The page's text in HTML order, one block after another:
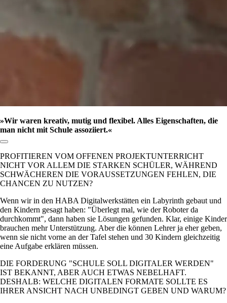
»Wir waren kreativ, mutig und flexibel. Alles Eigenschaften, die
man nicht mit Schule assoziiert.«
Link zum Abschnitt kopieren:
PROFITIEREN VOM OFFENEN PROJEKTUNTERRICHT
NICHT VOR ALLEM DIE STARKEN SCHÜLER, WÄHREND
SCHWÄCHEREN DIE VORAUSSETZUNGEN FEHLEN, DIE
CHANCEN ZU NUTZEN?
Wenn wir in den HABA Digitalwerkstätten ein Labyrinth gebaut und
den Kindern gesagt haben:
Überlegt mal, wie der Roboter da
durchkommt , dann haben sie Lösungen gefunden. Klar, einige Kinder
brauchen mehr Unterstützung. Aber die können Lehrer ja eher geben,
wenn sie nicht vorne an der Tafel stehen und 30 Kindern gleichzeitig
eine Aufgabe erklären müssen.
DIE FORDERUNG
SCHULE SOLL DIGITALER WERDEN
IST BEKANNT, ABER AUCH ETWAS NEBELHAFT.
DESHALB: WELCHE DIGITALEN FORMATE SOLLTE ES
IHRER ANSICHT NACH UNBEDINGT GEBEN UND WARUM?